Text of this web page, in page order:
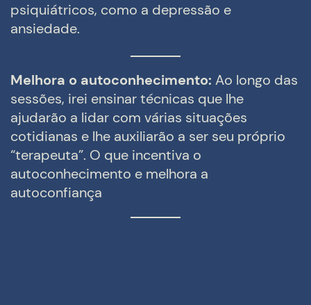
psiquiátricos, como a depressão e
ansiedade.
Melhora o autoconhecimento: Ao longo das
sessões, irei ensinar técnicas que lhe
ajudarão a lidar com várias situações
cotidianas e lhe auxiliarão a ser seu próprio
“terapeuta”. O que incentiva o
autoconhecimento e melhora a
autoconfiança